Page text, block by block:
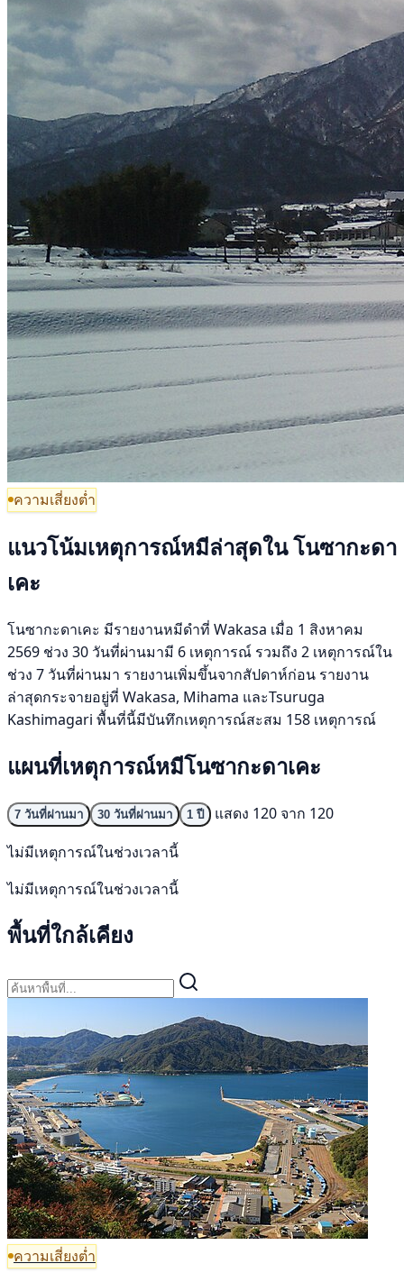
ความเสี่ยงต่ำ
แนวโน้มเหตุการณ์หมีล่าสุดใน โนซากะดา
เคะ
โนซากะดาเคะ มีรายงานหมีดำที่ Wakasa เมื่อ 1 สิงหาคม
2569 ช่วง 30 วันที่ผ่านมามี 6 เหตุการณ์ รวมถึง 2 เหตุการณ์ใน
ช่วง 7 วันที่ผ่านมา รายงานเพิ่มขึ้นจากสัปดาห์ก่อน รายงาน
ล่าสุดกระจายอยู่ที่ Wakasa, Mihama และTsuruga
Kashimagari พื้นที่นี้มีบันทึกเหตุการณ์สะสม 158 เหตุการณ์
แผนที่เหตุการณ์หมีโนซากะดาเคะ
7 วันที่ผ่านมา 30 วันที่ผ่านมา 1 ปี
แสดง 120 จาก 120
ไม่มีเหตุการณ์ในช่วงเวลานี้
ไม่มีเหตุการณ์ในช่วงเวลานี้
พื้นที่ใกล้เคียง
ความเสี่ยงต่ำ